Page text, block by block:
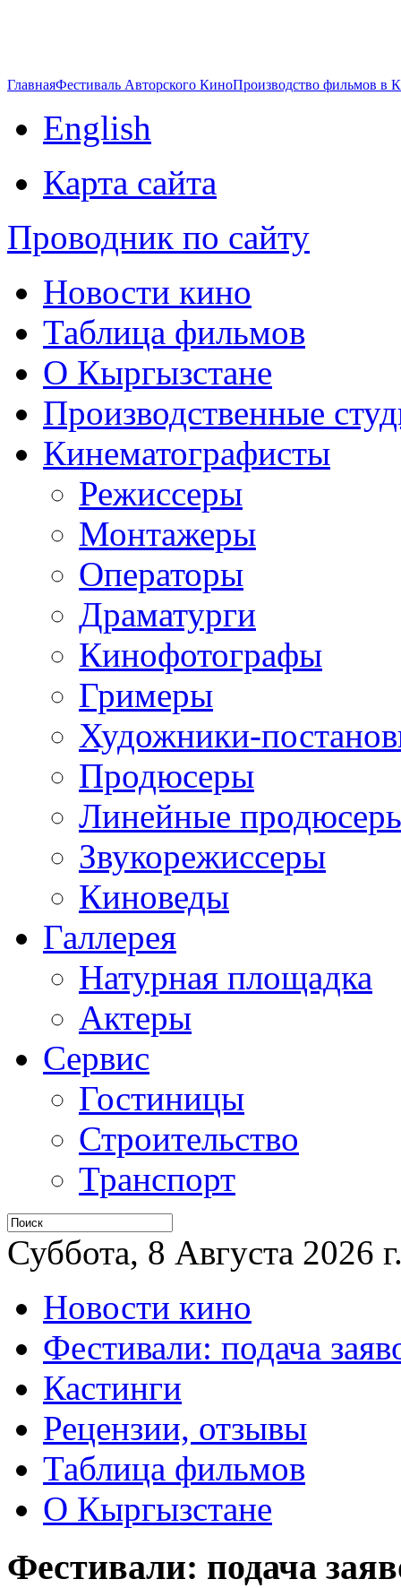
ГлавнаяФестиваль Авторского КиноПроизводство фильмов в
English
Карта сайта
Проводник по сайту
Новости кино
Таблица фильмов
О Кыргызстане
Производственные
Кинематографисты
Режиссеры
Монтажеры
Операторы
Драматурги
Кинофотографы
Гримеры
Художники-
Продюсеры
Линейные
Звукорежиссеры
Киноведы
Галлерея
Натурная площадка
Актеры
Сервис
Гостиницы
Строительство
Транспорт
Суббота, 8 Августа 2026
Новости кино
Фестивали: подача
Кастинги
Рецензии, отзывы
Таблица фильмов
О Кыргызстане
Фестивали: подача